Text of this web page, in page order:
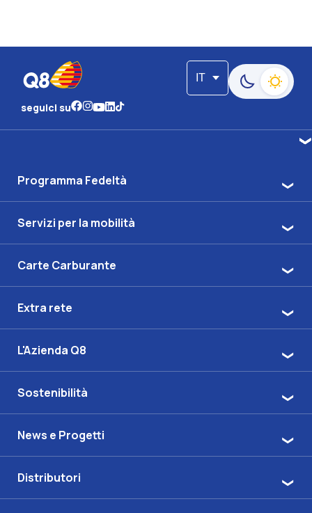
IT
Passa alla
seguici su
Programma Fedeltà
Servizi per la mobilità
Carte Carburante
Extra rete
L'Azienda Q8
Sostenibilità
News e Progetti
Distributori